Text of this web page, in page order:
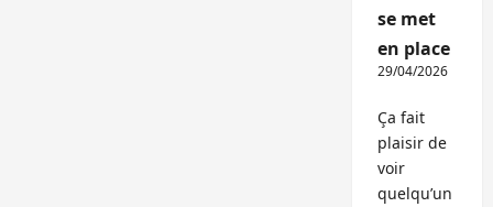
se met
en place
29/04/2026
Ça fait
plaisir de
voir
quelqu’un